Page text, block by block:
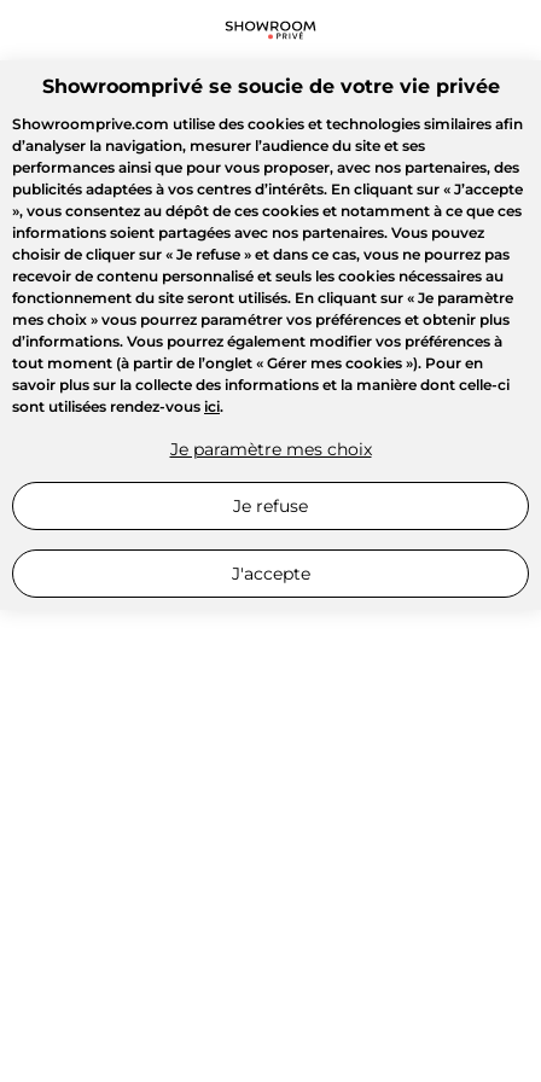
Showroomprivé se soucie de votre vie privée
Showroomprive.com utilise des cookies et technologies similaires afin
d’analyser la navigation, mesurer l’audience du site et ses
performances ainsi que pour vous proposer, avec nos partenaires, des
publicités adaptées à vos centres d’intérêts. En cliquant sur « J’accepte
», vous consentez au dépôt de ces cookies et notamment à ce que ces
informations soient partagées avec nos partenaires. Vous pouvez
choisir de cliquer sur « Je refuse » et dans ce cas, vous ne pourrez pas
recevoir de contenu personnalisé et seuls les cookies nécessaires au
fonctionnement du site seront utilisés. En cliquant sur « Je paramètre
mes choix » vous pourrez paramétrer vos préférences et obtenir plus
d’informations. Vous pourrez également modifier vos préférences à
tout moment (à partir de l’onglet « Gérer mes cookies »). Pour en
savoir plus sur la collecte des informations et la manière dont celle-ci
sont utilisées rendez-vous ici.
Je paramètre mes choix
Je refuse
J'accepte